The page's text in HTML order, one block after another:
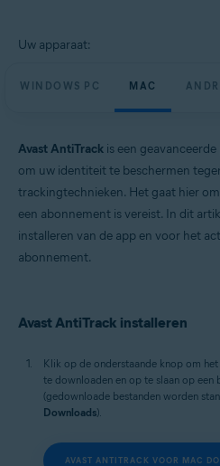
Producten:
Uw apparaat:
WINDOWS PC MAC
Avast AntiTrack is een
om uw identiteit te beschermen
trackingtechnieken. Het gaat hier
een abonnement is vereist. In dit
installeren van de app en voor het
abonnement.
Avast AntiTrack installeren
Klik op de onderstaande knop om
te downloaden en op te slaan op een
(gedownloade bestanden worden
Downloads).
AVAST ANTITRACK VOOR MAC